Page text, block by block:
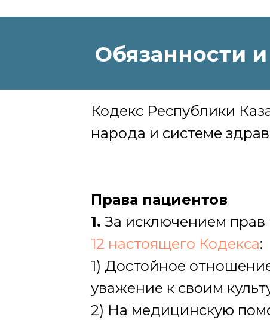
Права пациентов
1. За исключением прав
12 настоящего Кодекса:
1) Достойное
уважение к своим
2) На медицинскую
Обязанности
Кодекс Республики
народа и системе